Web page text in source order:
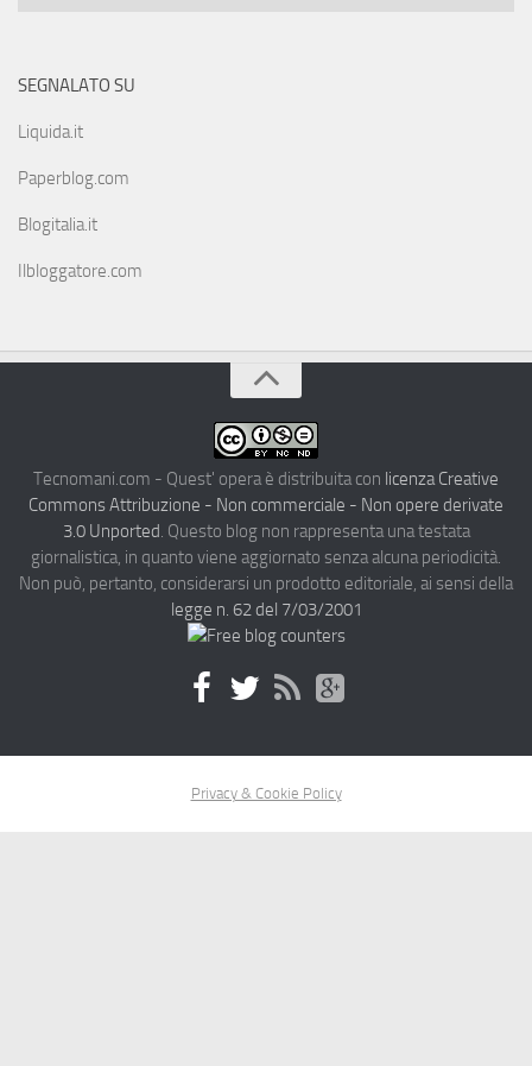
SEGNALATO SU
Liquida.it
Paperblog.com
Blogitalia.it
Ilbloggatore.com
Tecnomani.com - Quest' opera è distribuita con licenza Creative
Commons Attribuzione - Non commerciale - Non opere derivate
3.0 Unported. Questo blog non rappresenta una testata
giornalistica, in quanto viene aggiornato senza alcuna periodicità.
Non può, pertanto, considerarsi un prodotto editoriale, ai sensi della
legge n. 62 del 7/03/2001
Privacy & Cookie Policy